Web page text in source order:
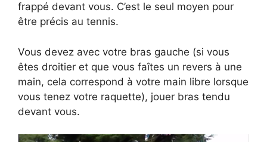
frappé devant vous. C’est le seul moyen pour
être précis au tennis.
Vous devez avec votre bras gauche (si vous
êtes droitier et que vous faîtes un revers à une
main, cela correspond à votre main libre lorsque
vous tenez votre raquette), jouer bras tendu
devant vous.